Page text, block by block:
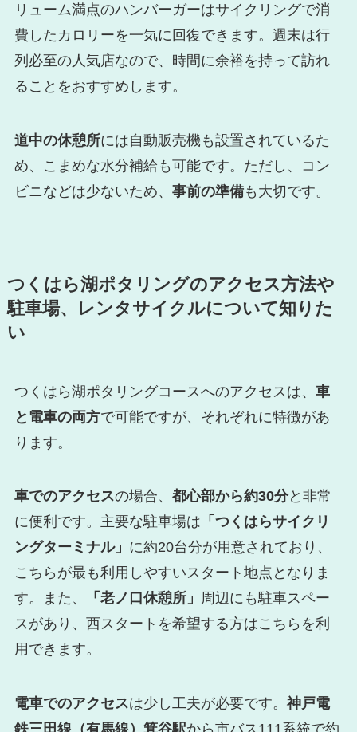
リューム満点のハンバーガーはサイクリングで消
費したカロリーを一気に回復できます。週末は行
列必至の人気店なので、時間に余裕を持って訪れ
ることをおすすめします。
道中の休憩所には自動販売機も設置されているた
め、こまめな水分補給も可能です。ただし、コン
ビニなどは少ないため、 事前の準備も大切です。
つくはら湖ポタリングのアクセス方法や
駐車場、レンタサイクルについて知りた
い
つくはら湖ポタリングコースへのアクセスは、 車
と電車の両方で可能ですが、それぞれに特徴があ
ります。
車でのアクセスの場合、 都心部から約30分と非常
に便利です。主要な駐車場は 「つくはらサイクリ
ングターミナル」 に約20台分が用意されており、
こちらが最も利用しやすいスタート地点となりま
す。また、
「老ノ口休憩所」 周辺にも駐車スペー
スがあり、西スタートを希望する方はこちらを利
用できます。
電車でのアクセスは少し工夫が必要です。 神戸電